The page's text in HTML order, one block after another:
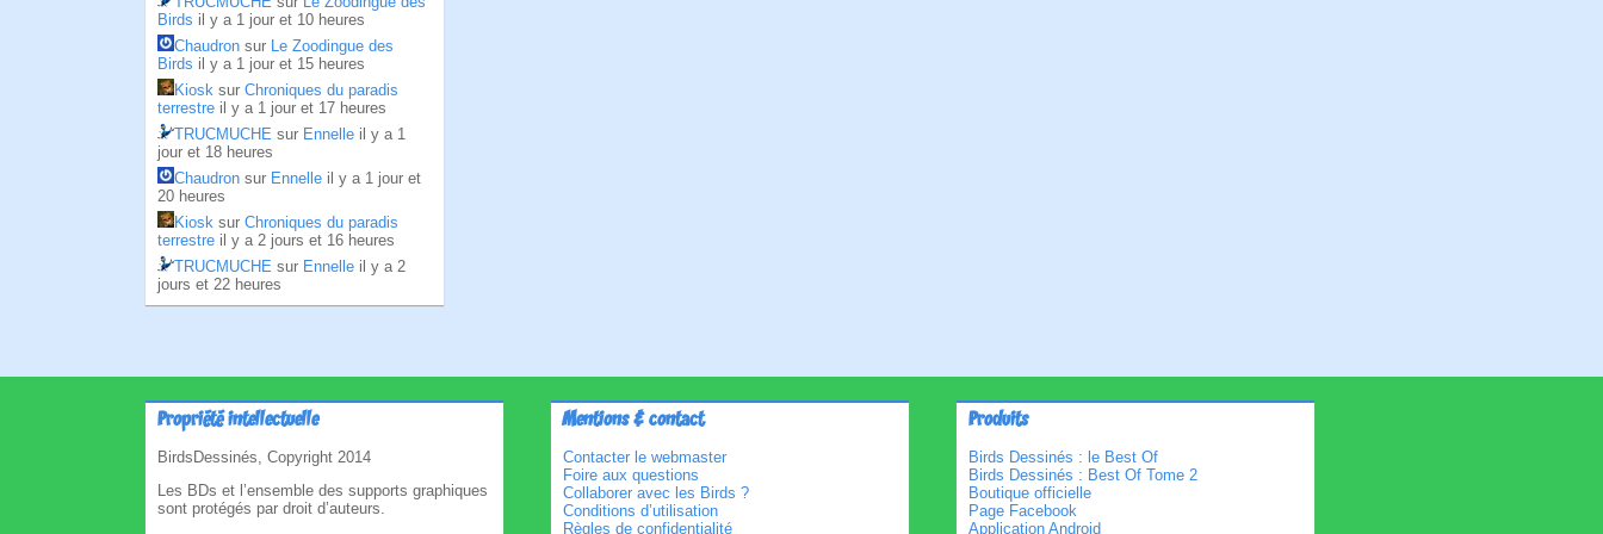
Birds il y a 1 jour et 10 heures
Chaudron sur Le Zoodingue des
Birds il y a 1 jour et 15 heures
Kiosk sur Chroniques du paradis
terrestre il y a 1 jour et 17 heures
TRUCMUCHE sur Ennelle il y a 1
jour et 18 heures
Chaudron sur Ennelle il y a 1 jour et
20 heures
Kiosk sur Chroniques du paradis
terrestre il y a 2 jours et 16 heures
TRUCMUCHE sur Ennelle il y a 2
jours et 22 heures
Propriété intellectuelle
BirdsDessinés, Copyright 2014
Les BDs et l’ensemble des supports graphiques
sont protégés par droit d’auteurs.
Mentions & contact
Contacter le webmaster
Foire aux questions
Collaborer avec les Birds ?
Conditions d’utilisation
Règles de confidentialité
Produits
Birds Dessinés : le Best Of
Birds Dessinés : Best Of Tome 2
Boutique officielle
Page Facebook
Application Android